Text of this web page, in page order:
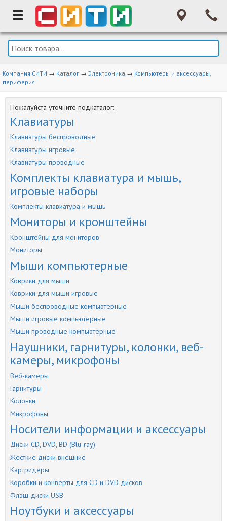
Компания СИТИ → Каталог → Электроника → Компьютеры и аксессуары,
периферия
Пожалуйста уточните подкаталог:
Клавиатуры
Клавиатуры беспроводные
Клавиатуры игровые
Клавиатуры проводные
Комплекты клавиатура и мышь,
игровые наборы
Комплекты клавиатура и мышь
Мониторы и кронштейны
Кронштейны для мониторов
Мониторы
Мыши компьютерные
Коврики для мыши
Коврики для мыши игровые
Мыши беспроводные компьютерные
Мыши игровые компьютерные
Мыши проводные компьютерные
Наушники, гарнитуры, колонки, веб-
камеры, микрофоны
Веб-камеры
Гарнитуры
Колонки
Микрофоны
Носители информации и аксессуары
Диски CD, DVD, BD (Blu-ray)
Жесткие диски внешние
Картридеры
Коробки и конверты для CD и DVD дисков
Флэш-диски USB
Ноутбуки и аксессуары